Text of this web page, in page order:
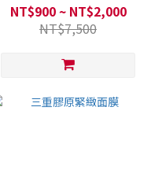
NT$900 ~ NT$2,000
NT$7,500